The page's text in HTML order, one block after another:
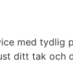
med tydlig
ditt tak och